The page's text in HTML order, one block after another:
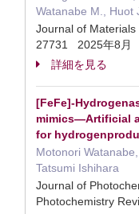
Watanabe M., Huot
Journal of
27731 2025年8月
詳細を見る
[FeFe]-
mimics—Artificial
for
Motonori
Tatsumi Ishihara
Journal of
Photochemistry